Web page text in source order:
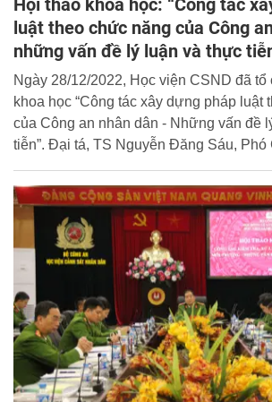
Hội thảo khoa học: “Công tác
luật theo chức năng của Công
những vấn đề lý luận và thực
Ngày 28/12/2022, Học viện CSND đã
khoa học “Công tác xây dựng pháp luật
của Công an nhân dân - Những vấn đề
tiễn”. Đại tá, TS Nguyễn Đăng Sáu, Phó